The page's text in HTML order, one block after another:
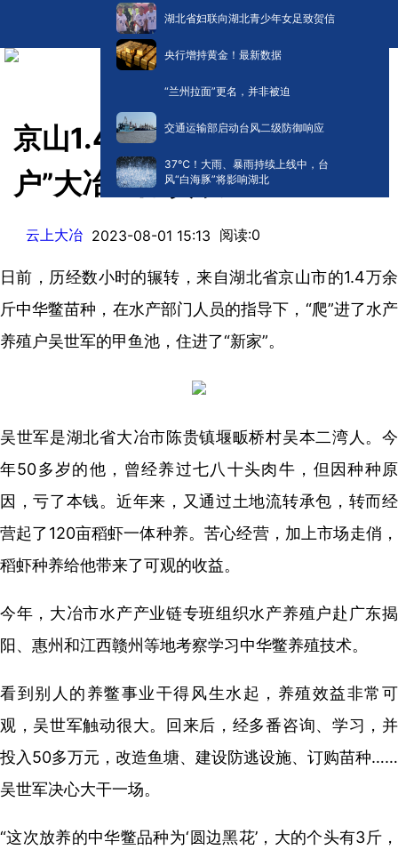
湖北省妇联向湖北青少年女足致贺信
央行增持黄金！最新数据
“兰州拉面”更名，并非被迫
交通运输部启动台风二级防御响应
​37℃！大雨、暴雨持续上线中，台
风“白海豚”将影响湖北
京山1.4万余斤中华鳖苗“落
户”大冶市陈贵镇
云上大冶 2023-08-01 15:13 阅读:0
日前，历经数小时的辗转，来自湖北省京山市的1.4万余
斤中华鳖苗种，在水产部门人员的指导下，“爬”进了水产
养殖户吴世军的甲鱼池，住进了“新家”。
吴世军是湖北省大冶市陈贵镇堰畈桥村吴本二湾人。今
年50多岁的他，曾经养过七八十头肉牛，但因种种原
因，亏了本钱。近年来，又通过土地流转承包，转而经
营起了120亩稻虾一体种养。苦心经营，加上市场走俏，
稻虾种养给他带来了可观的收益。
今年，大冶市水产产业链专班组织水产养殖户赴广东揭
阳、惠州和江西赣州等地考察学习中华鳖养殖技术。
看到别人的养鳖事业干得风生水起，养殖效益非常可
观，吴世军触动很大。回来后，经多番咨询、学习，并
投入50多万元，改造鱼塘、建设防逃设施、订购苗种……
吴世军决心大干一场。
“这次放养的中华鳖品种为‘圆边黑花’，大的个头有3斤，